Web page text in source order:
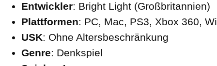
Entwickler: Bright Light (Großbritannien)
Plattformen: PC, Mac, PS3, Xbox 360,
USK: Ohne Altersbeschränkung
Genre: Denkspiel